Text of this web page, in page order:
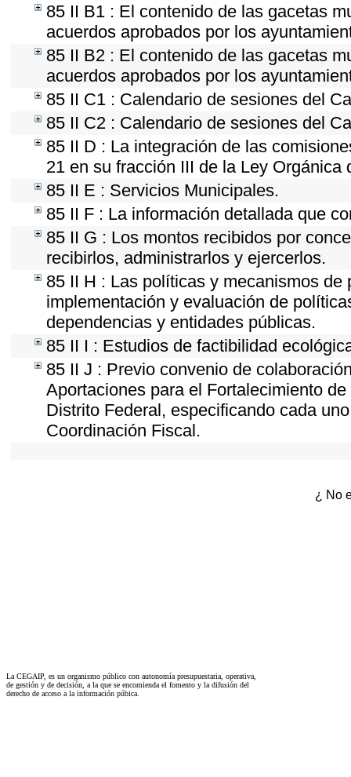
85 II B1 : El contenido de las gacetas
acuerdos aprobados por los
85 II B2 : El contenido de las gacetas
acuerdos aprobados por los
85 II C1 : Calendario de sesiones del
85 II C2 : Calendario de sesiones del
85 II D : La integración de las
21 en su fracción III de la Ley Orgánica
85 II E : Servicios Municipales.
85 II F : La información detallada que
85 II G : Los montos recibidos por
recibirlos, administrarlos y ejercerlos.
85 II H : Las políticas y mecanismos
implementación y evaluación de
dependencias y entidades públicas.
85 II I : Estudios de factibilidad
85 II J : Previo convenio de
Aportaciones para el Fortalecimiento
Distrito Federal, especificando cada
Coordinación Fiscal.
¿ No
La CEGAIP, es un organismo público con autonomía presupuestaria, operativa,
de gestión y de decisión, a la que se encomienda el fomento y la difusión del
derecho de acceso a la información púbica.